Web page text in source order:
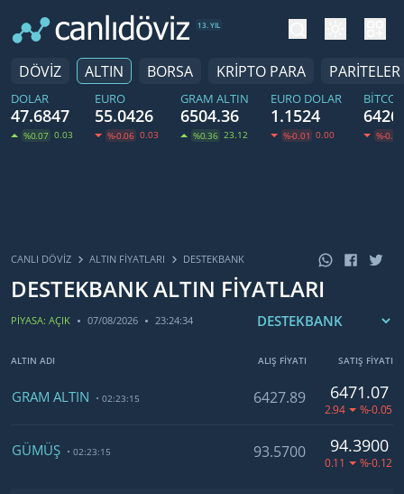
13. YIL
DÖVİZ ALTIN BORSA KRİPTO PARA PARİTELER
DOLAR
47.6847
%0.07 0.03
EURO
55.0426
%-0.06 0.03
GRAM ALTIN
6504.36
%0.36 23.12
EURO DOLAR
1.1524
%-0.01 0.00 %-0.30
CANLI DÖVİZ ALTIN FIYATLARI DESTEKBANK
DESTEKBANK ALTIN FİYATLARI
PİYASA: AÇIK 07/08/2026 23:24:34
ALTIN ADI ALIŞ FİYATI SATIŞ FİYATI
GRAM ALTIN 02:23:15 6427.89 6471.07
2.94 %-0.05
GÜMÜŞ 02:23:15 93.5700 94.3900
0.11 %-0.12